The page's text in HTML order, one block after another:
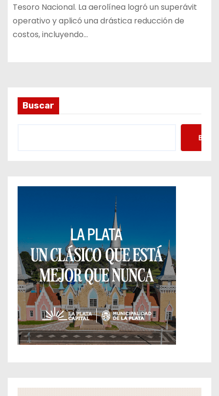
Tesoro Nacional. La aerolínea logró un superávit
operativo y aplicó una drástica reducción de
costos, incluyendo…
Buscar